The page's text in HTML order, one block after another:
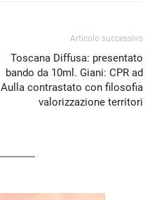
Articolo successivo
Toscana Diffusa: presentato
bando da 10ml. Giani: CPR ad
Aulla contrastato con filosofia
valorizzazione territori